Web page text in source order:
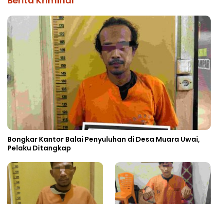
Bongkar Kantor Balai Penyuluhan di Desa Muara Uwai,
Pelaku Ditangkap